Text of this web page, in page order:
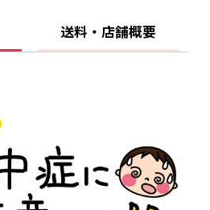
に2，3営業日頂く事がござ
オン380mAh
1A
送料・店舗概要